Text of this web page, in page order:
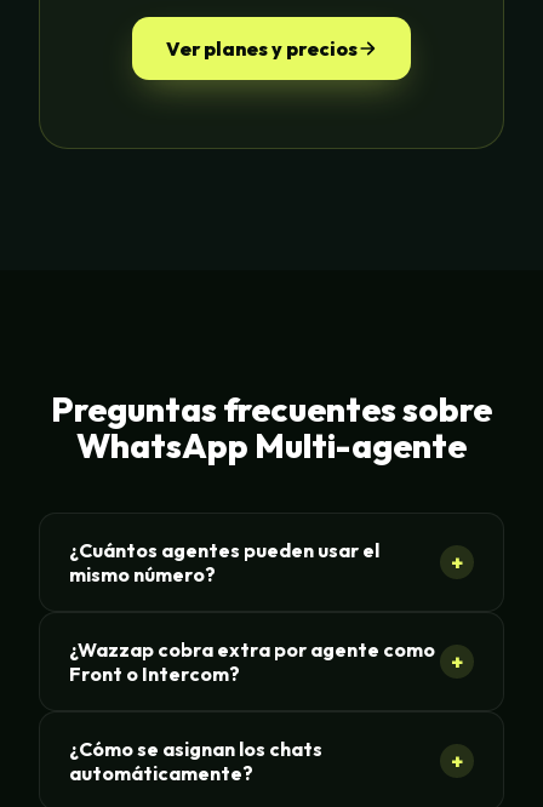
Ver planes y precios
Preguntas frecuentes sobre
WhatsApp Multi-agente
¿Cuántos agentes pueden usar el
mismo número?
+
¿Wazzap cobra extra por agente como
Front o Intercom?
+
¿Cómo se asignan los chats
automáticamente?
+